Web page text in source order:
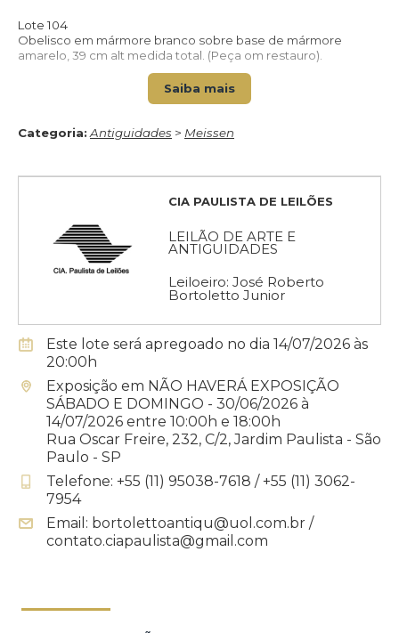
Lote 104
Obelisco em mármore branco sobre base de mármore
amarelo, 39 cm alt medida total. (Peça om restauro).
Saiba mais
Categoria: Antiguidades > Meissen
CIA PAULISTA DE LEILÕES
LEILÃO DE ARTE E
ANTIGUIDADES
Leiloeiro: José Roberto
Bortoletto Junior
Este lote será apregoado no dia 14/07/2026 às
20:00h
Exposição em NÃO HAVERÁ EXPOSIÇÃO
SÁBADO E DOMINGO - 30/06/2026 à
14/07/2026 entre 10:00h e 18:00h
Rua Oscar Freire, 232, C/2, Jardim Paulista - São
Paulo - SP
Telefone: +55 (11) 95038-7618 / +55 (11) 3062-
7954
Email: bortolettoantiqu@uol.com.br /
contato.ciapaulista@gmail.com